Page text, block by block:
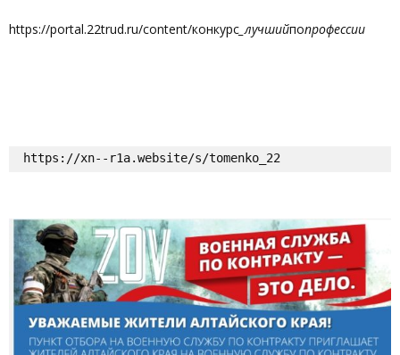
https://portal.22trud.ru/content/конкурс _лучшийпопрофессии
https://xn--r1a.website/s/tomenko_22